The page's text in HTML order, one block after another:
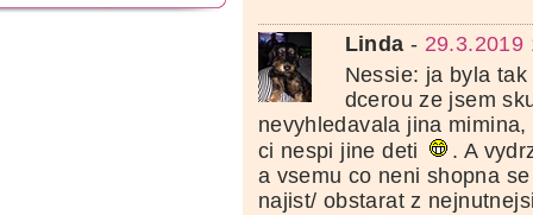
Linda - 29.3.2019
Nessie: ja byla
dcerou ze jsem
nevyhledavala jina
ci nespi jine deti
. A
a vsemu co neni shopna
najist/ obstarat z